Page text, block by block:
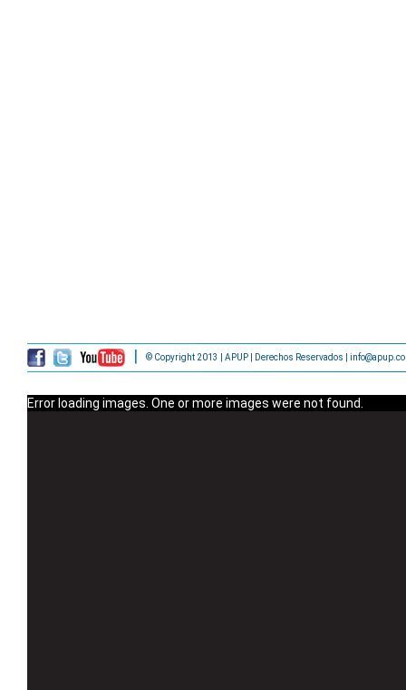
© Copyright 2013 | APUP | Derechos Reservados |
Error loading images. One or more images were not found.